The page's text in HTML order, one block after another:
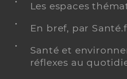
Les espaces
En bref, par
Santé et
réflexes au